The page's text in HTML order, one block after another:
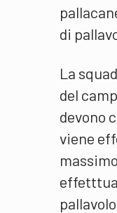
di
La
del
devono
viene